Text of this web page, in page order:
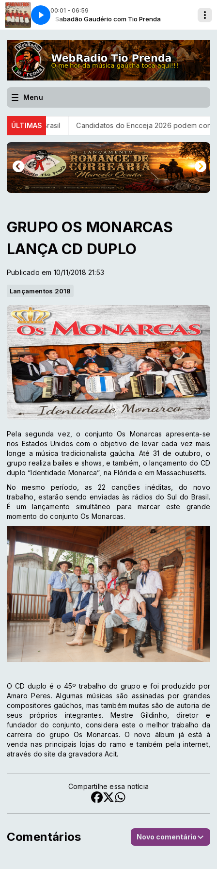
00:01 - 06:59
Sabadão Gaudério com Tio Prenda
Dê-lhe Gaita - Os Milongueiros
Menu
ÚLTIMAS
Brasil Candidatos do Encceja 2026 podem consultar o
GRUPO OS MONARCAS
LANÇA CD DUPLO
Publicado em 10/11/2018 21:53
Lançamentos 2018
Pela segunda vez, o conjunto Os Monarcas apresenta-se
nos Estados Unidos com o objetivo de levar cada vez mais
longe a música tradicionalista gaúcha. Até 31 de outubro, o
grupo realiza bailes e shows, e também, o lançamento do CD
duplo “Identidade Monarca”, na Flórida e em Massachusetts.
No mesmo período, as 22 canções inéditas, do novo
trabalho, estarão sendo enviadas às rádios do Sul do Brasil.
É um lançamento simultâneo para marcar este grande
momento do conjunto Os Monarcas.
O CD duplo é o 45º trabalho do grupo e foi produzido por
Amaro Peres. Algumas músicas são assinadas por grandes
compositores gaúchos, mas também muitas são de autoria de
seus próprios integrantes. Mestre Gildinho, diretor e
fundador do conjunto, considera este o melhor trabalho da
carreira do grupo Os Monarcas. O novo álbum já está à
venda nas principais lojas do ramo e também pela internet,
através do site da gravadora Acit.
Compartilhe essa notícia
Comentários Novo comentário